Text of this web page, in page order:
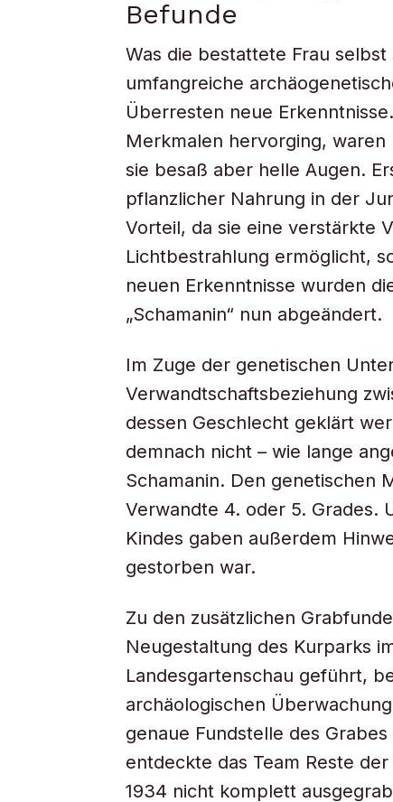
Befunde
Was die bestattete Frau
umfangreiche
Überresten neue
Merkmalen hervorging, waren
sie besaß aber helle Augen.
pflanzlicher Nahrung in der
Vorteil, da sie eine verstärkte
Lichtbestrahlung ermöglicht,
neuen Erkenntnisse wurden
„Schamanin“ nun abgeändert.
Im Zuge der genetischen
Verwandtschaftsbeziehung
dessen Geschlecht geklärt
demnach nicht – wie lange
Schamanin. Den genetischen
Verwandte 4. oder 5. Grades.
Kindes gaben außerdem
gestorben war.
Zu den zusätzlichen
Neugestaltung des Kurparks
Landesgartenschau geführt,
archäologischen
genaue Fundstelle des
entdeckte das Team Reste
1934 nicht komplett